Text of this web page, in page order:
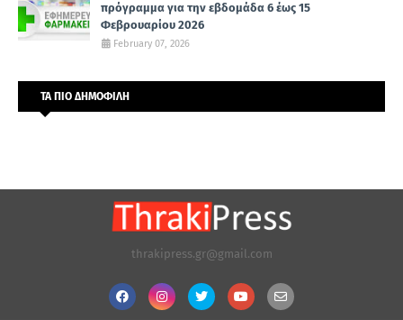
πρόγραμμα για την εβδομάδα 6 έως 15
Φεβρουαρίου 2026
February 07, 2026
ΤΑ ΠΙΟ ΔΗΜΟΦΙΛΗ
thrakipress.gr@gmail.com